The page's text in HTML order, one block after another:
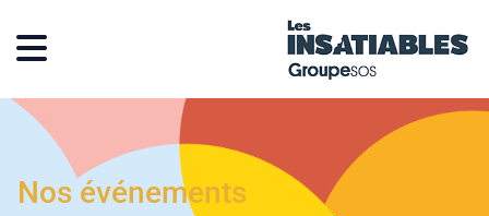
Nos événements